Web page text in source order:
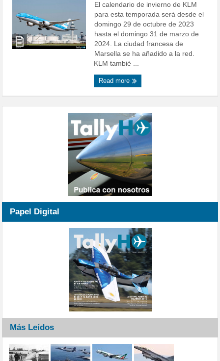
El calendario de invierno de KLM
para esta temporada será desde el
domingo 29 de octubre de 2023
hasta el domingo 31 de marzo de
2024. La ciudad francesa de
Marsella se ha añadido a la red.
KLM tambié ...
Read more
Papel Digital
Más Leídos